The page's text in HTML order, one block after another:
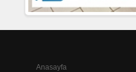
Anasayfa